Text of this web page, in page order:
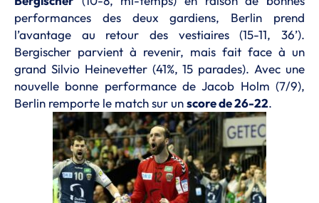
performances des deux gardiens, Berlin prend
l’avantage au retour des vestiaires (15-11, 36’).
Bergischer parvient à revenir, mais fait face à un
grand Silvio Heinevetter (41%, 15 parades). Avec une
nouvelle bonne performance de Jacob Holm (7/9),
Berlin remporte le match sur unscore de 26-22.